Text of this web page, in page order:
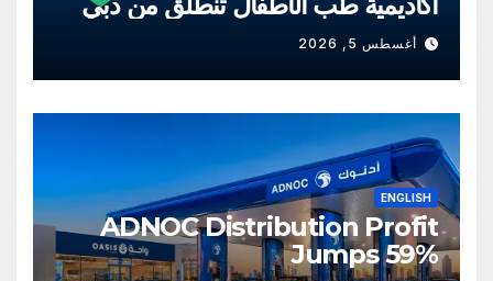
أغسطس 5, 2026
ENGLISH
ADNOC Distribution Profit
Jumps 59%